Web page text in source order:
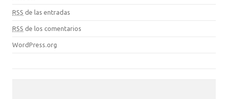
RSS de las entradas
RSS de los comentarios
WordPress.org